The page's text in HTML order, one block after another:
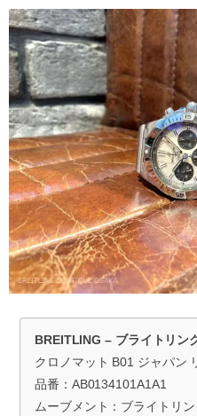
BREITLING – ブライトリン
クロノマット B01 ジャパン
品番：AB0134101A1A1
ムーブメント：ブライトリ